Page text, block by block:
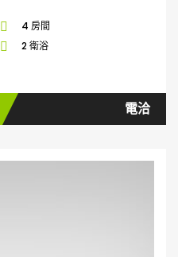
4 房間
2 衛浴
電洽